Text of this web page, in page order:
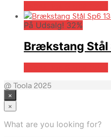
På Udsalg! 32%
Brækstang Stål
@ Toola 2025
×
×
What are you looking for?